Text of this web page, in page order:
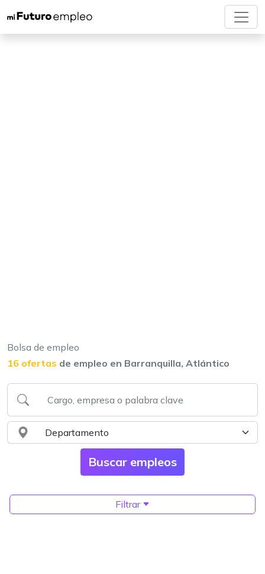
Bolsa de empleo
16 ofertas de empleo en Barranquilla, Atlántico
Filtrar